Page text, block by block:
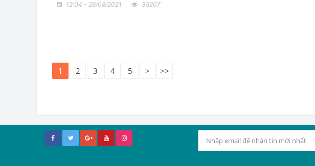
12:04 - 26/08/2021
35207
1 2 3 4 5 > >>